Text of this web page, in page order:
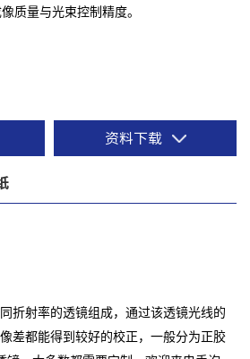
质量与光束控制精度。
资料下载
折射率的透镜组成，通过该透镜光线的
差都能得到较好的校正，一般分为正胶